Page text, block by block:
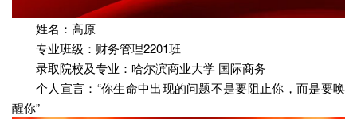
姓名：高原
专业班级：财务管理2201班
录取院校及专业：哈尔滨商业大学 国际商务
个人宣言：“你生命中出现的问题不是要阻止你，而是要唤
醒你”